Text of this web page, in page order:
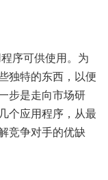
序可供使用。为
独特的东西，以便
步是走向市场研
个应用程序，从最
竞争对手的优缺